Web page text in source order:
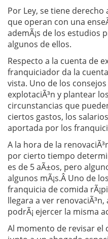
Por Ley, se tiene
que operan con una
ademÃ¡s de los estudios
algunos de ellos.
Respecto a la cuenta de
franquiciador da la
vista. Uno de los
explotaciÃ³n y plantear
circunstancias que
ciertos gastos, los
aportada por los
A la hora de la
por cierto tiempo
es de 5 aÃ±os, pero
algunos mÃ¡s.Â Uno de
franquicia de comida
llegara a ver
podrÃ¡ ejercer la misma
Al momento de revisar el